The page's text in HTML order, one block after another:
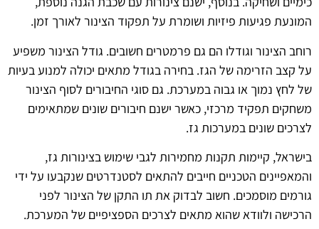
המונעת פגיעות פיזיות ושומרת על תפקוד הצינור לאורך זמן.
רוחב הצינור וגודלו הם גם פרמטרים חשובים. גודל הצינור משפיע
על קצב הזרימה של הגז. בחירה בגודל מתאים יכולה למנוע בעיות
של לחץ נמוך או גבוה במערכת. גם סוגי החיבורים לסוף הצינור
משחקים תפקיד מרכזי, כאשר ישנם חיבורים שונים שמתאימים
לצרכים שונים במערכות גז.
בישראל, קיימות תקנות מחמירות לגבי שימוש בצינורות גז,
והמאפיינים הטכניים חייבים להתאים לסטנדרטים שנקבעו על ידי
גורמים מוסמכים. חשוב לבדוק את תו התקן של הצינור לפני
הרכישה ולוודא שהוא מתאים לצרכים הספציפיים של המערכת.